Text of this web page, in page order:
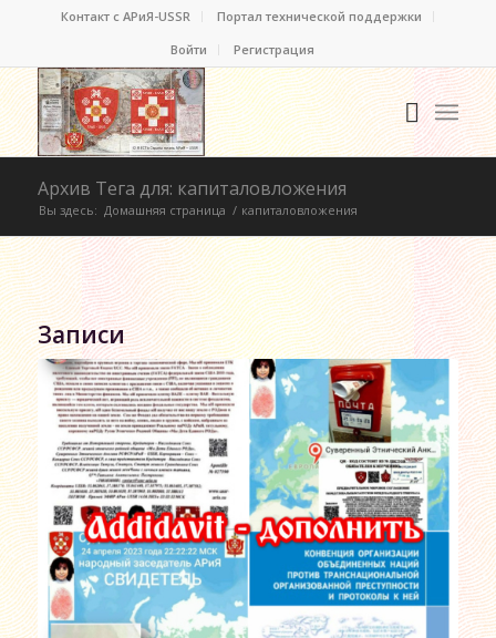
Контакт c АРиЯ-USSR
Портал технической поддержки
Войти
Регистрация
Архив Тега для: капиталовложения
Вы здесь: Домашняя страница / капиталовложения
Записи